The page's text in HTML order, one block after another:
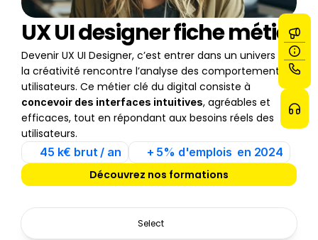
UX UI designer fiche métier
Devenir UX UI Designer, c’est entrer dans un univers où
la créativité rencontre l’analyse des comportements
concevoir des interfaces intuitives, agréables et
efficaces, tout en répondant aux besoins réels des
utilisateurs.
45 k€ brut / an
+ 5% d'emplois  en 2024
Découvrez nos formations
Select